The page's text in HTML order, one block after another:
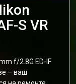
S VR
f/2.8G ED-IF
– ваш